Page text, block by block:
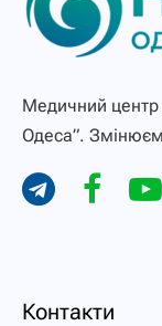
Медичний центр
Одеса”.
Контакти